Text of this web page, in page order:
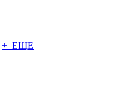
+ ЕЩЕ